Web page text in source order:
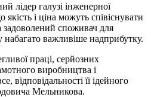
лідер галузі інженерної
і ціна можуть співіснувати
задоволений споживач для
набагато важливіше надприбутку.
праці, серйозних
виробництва і
відповідальності її ідейного
Мельникова.